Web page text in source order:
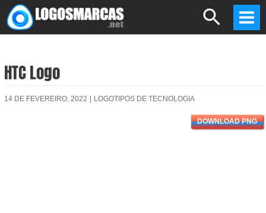
Skip
to
Search
HTC Logo
14 DE FEVEREIRO, 2022 LOGOTIPOS DE TECNOLOGIA
DOWNLOAD PNG